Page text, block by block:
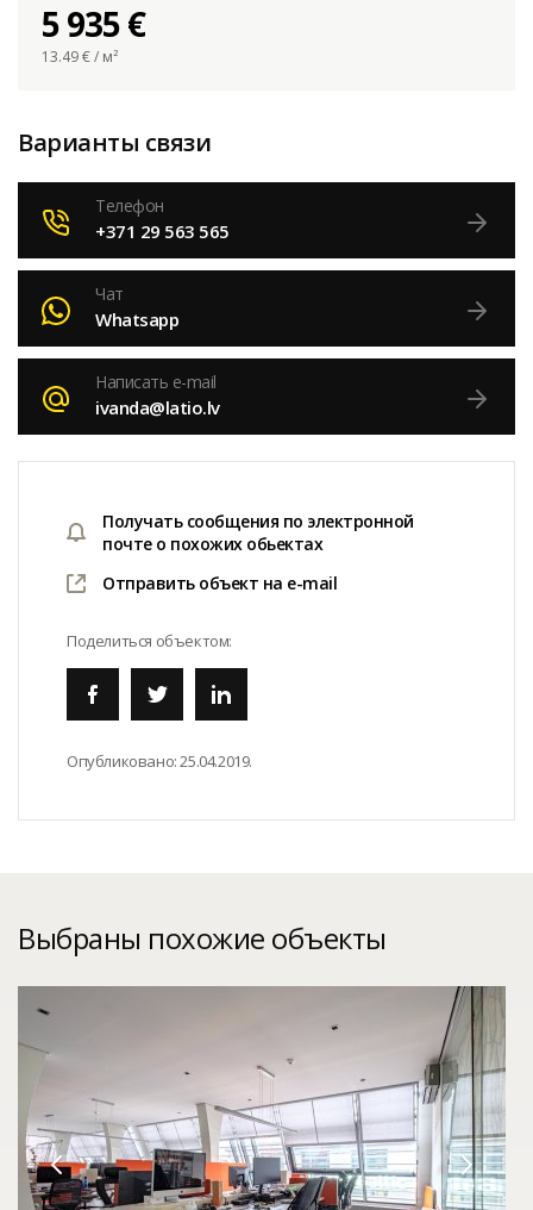
5 935 €
13.49€ / м²
Варианты связи
Телефон
+371 29 563 565
Чат
Whatsapp
Написать e-mail
ivanda@latio.lv
Получать сообщения по электронной
почте о похожих обьектах
Отправить объект на e-mail
Поделиться объектом:
Опубликовано:25.04.2019.
Выбраны похожие объекты